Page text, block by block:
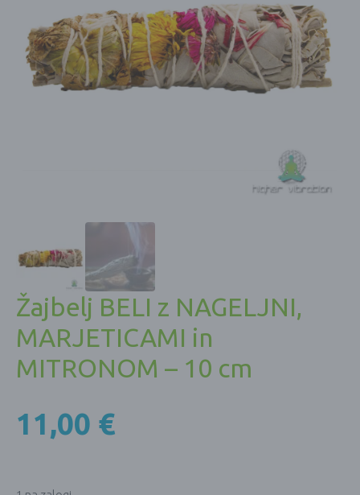
Žajbelj BELI z NAGELJNI,
MARJETICAMI in
MITRONOM – 10 cm
11,00 €